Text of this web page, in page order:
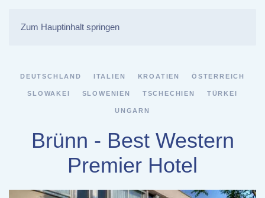
Zum Hauptinhalt springen
DEUTSCHLAND ITALIEN KROATIEN ÖSTERREICH
SLOWAKEI SLOWENIEN TSCHECHIEN TÜRKEI
UNGARN
Brünn - Best Western
Premier Hotel